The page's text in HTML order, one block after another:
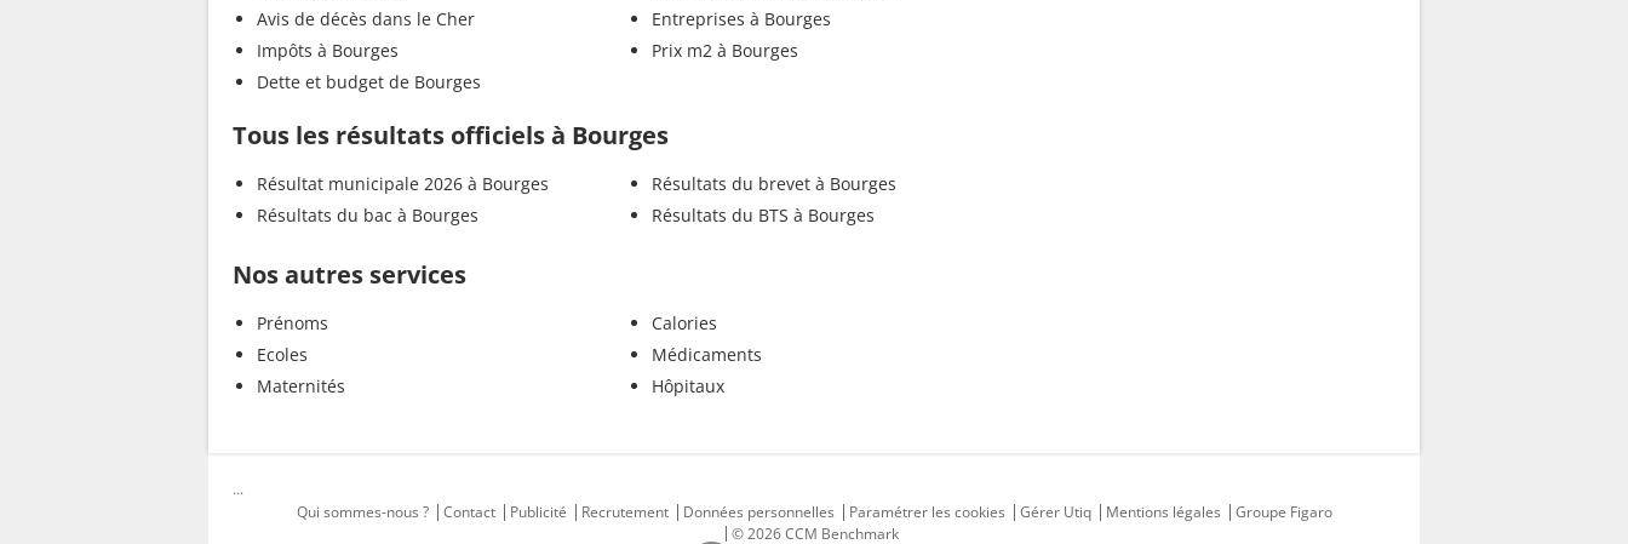
Avis de décès dans le Cher
Impôts à Bourges
Dette et budget de Bourges
Entreprises à Bourges
Prix m2 à Bourges
Tous les résultats officiels à Bourges
Résultat municipale 2026 à Bourges
Résultats du bac à Bourges
Résultats du brevet à Bourges
Résultats du BTS à Bourges
Nos autres services
Prénoms
Ecoles
Maternités
Calories
Médicaments
Hôpitaux
...
Qui sommes-nous ?
Contact Publicité Recrutement Données personnelles Paramétrer les cookies Gérer Utiq Mentions légales
Groupe Figaro
© 2026 CCM Benchmark